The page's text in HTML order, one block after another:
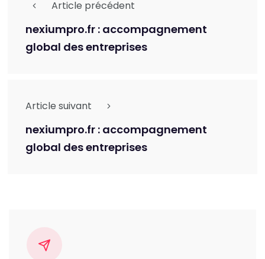
Article précédent
nexiumpro.fr : accompagnement
global des entreprises
Article suivant
nexiumpro.fr : accompagnement
global des entreprises